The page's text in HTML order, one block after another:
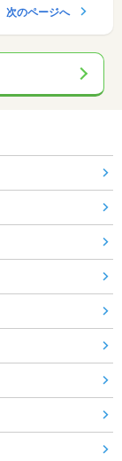
次のページへ